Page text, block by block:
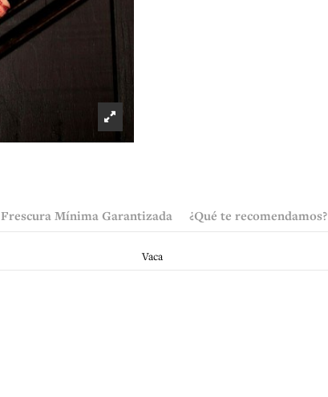
Frescura Mínima Garantizada ¿Qué te recomendamos?
Vaca